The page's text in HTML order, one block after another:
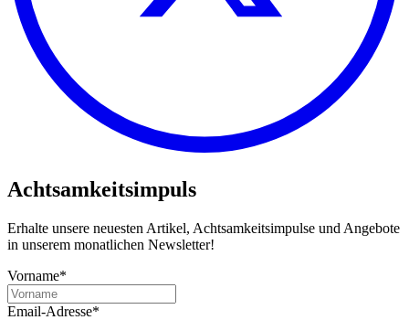
Achtsamkeitsimpuls
Erhalte unsere neuesten Artikel, Achtsamkeitsimpulse und Angebote
in unserem monatlichen Newsletter!
Vorname*
Email-Adresse*